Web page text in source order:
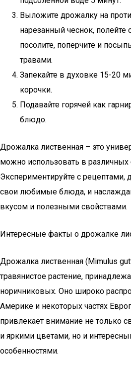
Выложите дрожалку на
нарезанный чеснок,
посолите, поперчите и
травами.
Запекайте в духовке 15-20
корочки.
Подавайте горячей как
блюдо.
Дрожалка лиственная – это
можно использовать в различных
Экспериментируйте с рецептами,
свои любимые блюда, и
вкусом и полезными свойствами.
Интересные факты о дрожалке
Дрожалка лиственная (Mimulus
травянистое растение,
норичниковых. Оно широко
Америке и некоторых частях
привлекает внимание не только
и яркими цветами, но и
особенностями.